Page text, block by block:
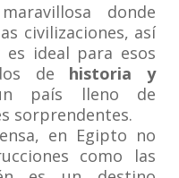
donde
civilizaciones, así
ideal para esos
de historia y
país lleno de
sorprendentes.
en Egipto no
como las